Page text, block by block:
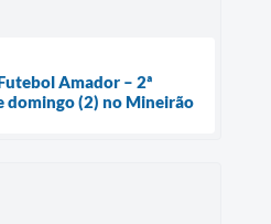
Amador – 2ª
domingo (2) no Mineirão